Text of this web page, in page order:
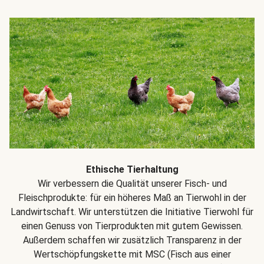
Ethische Tierhaltung
Wir verbessern die Qualität unserer Fisch- und
Fleischprodukte: für ein höheres Maß an Tierwohl in der
Landwirtschaft. Wir unterstützen die Initiative Tierwohl für
einen Genuss von Tierprodukten mit gutem Gewissen.
Außerdem schaffen wir zusätzlich Transparenz in der
Wertschöpfungskette mit MSC (Fisch aus einer